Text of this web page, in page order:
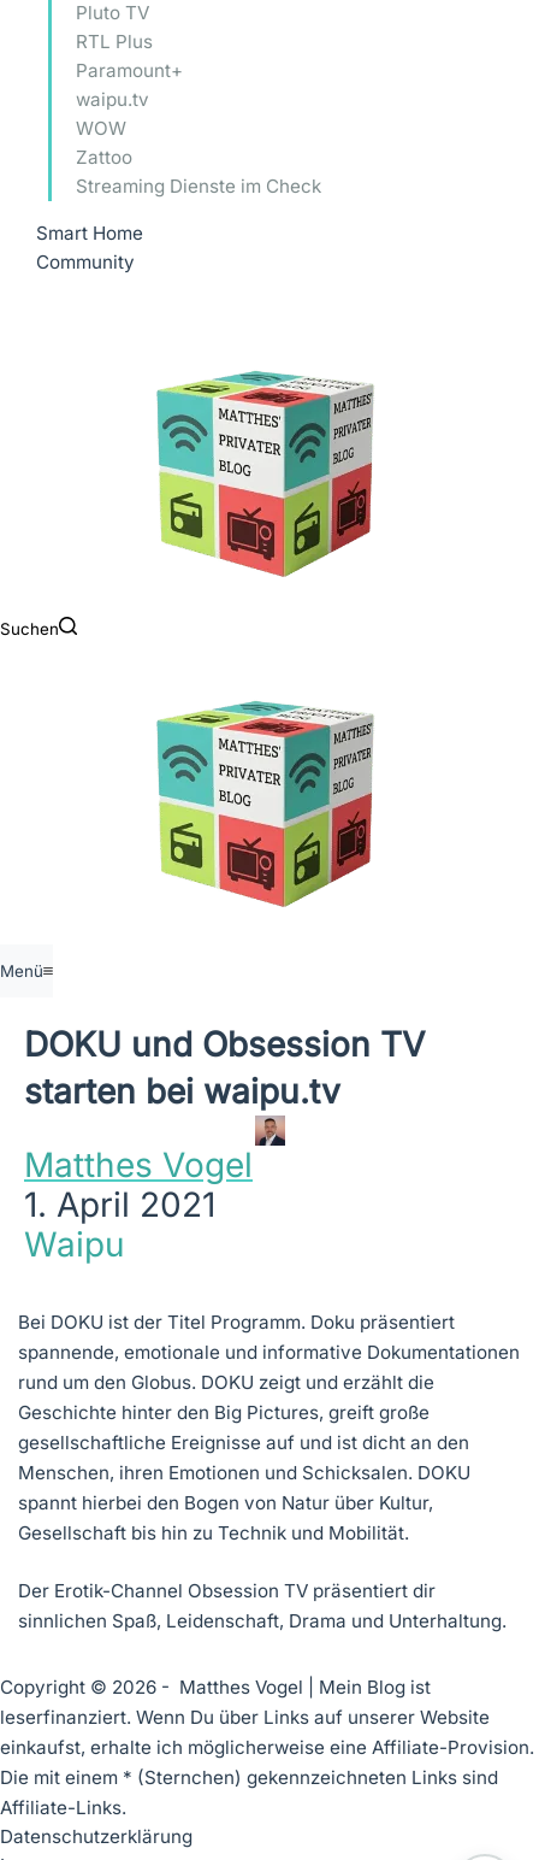
Pluto TV
RTL Plus
Paramount+
waipu.tv
WOW
Zattoo
Streaming Dienste im Check
Smart Home
Community
Suchen
Menü
DOKU und Obsession TV
starten bei waipu.tv
Matthes Vogel
1. April 2021
Waipu
Bei DOKU ist der Titel Programm. Doku präsentiert
spannende, emotionale und informative Dokumentationen
rund um den Globus. DOKU zeigt und erzählt die
Geschichte hinter den Big Pictures, greift große
gesellschaftliche Ereignisse auf und ist dicht an den
Menschen, ihren Emotionen und Schicksalen. DOKU
spannt hierbei den Bogen von Natur über Kultur,
Gesellschaft bis hin zu Technik und Mobilität.
Der Erotik-Channel Obsession TV präsentiert dir
sinnlichen Spaß, Leidenschaft, Drama und Unterhaltung.
Copyright © 2026 - Matthes Vogel | Mein Blog ist
leserfinanziert. Wenn Du über Links auf unserer Website
einkaufst, erhalte ich möglicherweise eine Affiliate-Provision.
Die mit einem * (Sternchen) gekennzeichneten Links sind
Affiliate-Links.
Datenschutzerklärung